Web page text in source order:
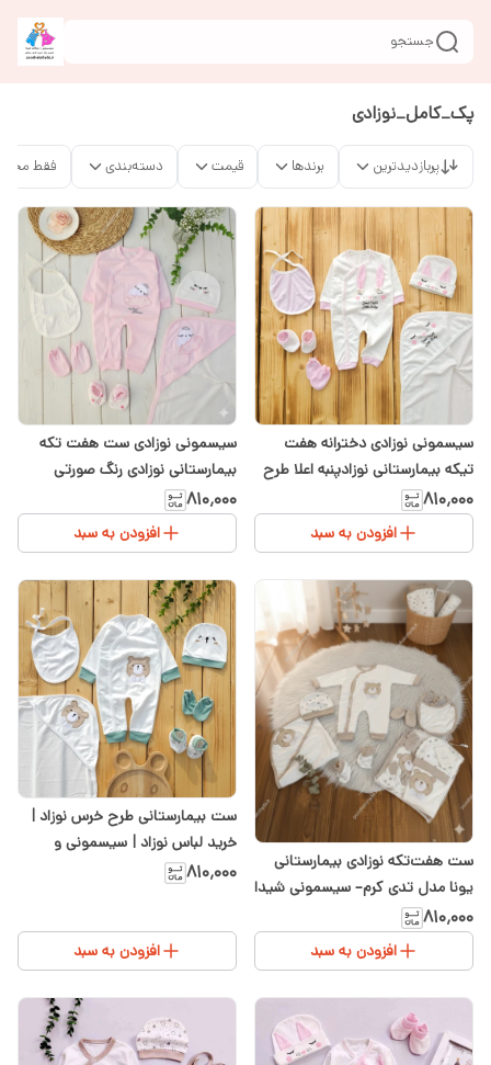
جستجو
پک_کامل_نوزادی
پربازدیدترین برندها قیمت دسته‌بندی فقط
سیسمونی نوزادی دخترانه هفت
تیکه بیمارستانی نوزادپنبه اعلا طرح
خرگوش
۸۱۰٬۰۰۰
افزودن به سبد
سیسمونی نوزادی ست هفت تکه
بیمارستانی نوزادی رنگ صورتی
۸۱۰٬۰۰۰
افزودن به سبد
ست هفت‌تکه نوزادی بیمارستانی
یونا مدل تدی کرم– سیسمونی شیدا
۸۱۰٬۰۰۰
افزودن به سبد
ست بیمارستانی طرح خرس نوزاد |
خرید لباس نوزاد | سیسمونی و
پوشاک بچگانه شیدا
۸۱۰٬۰۰۰
افزودن به سبد